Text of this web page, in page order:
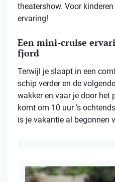
theatershow. Voor
ervaring!
Een mini-cruise
fjord
Terwijl je slaapt in een
schip verder en de
wakker en vaar je door het
komt om 10 uur ’s
is je vakantie al begonnen